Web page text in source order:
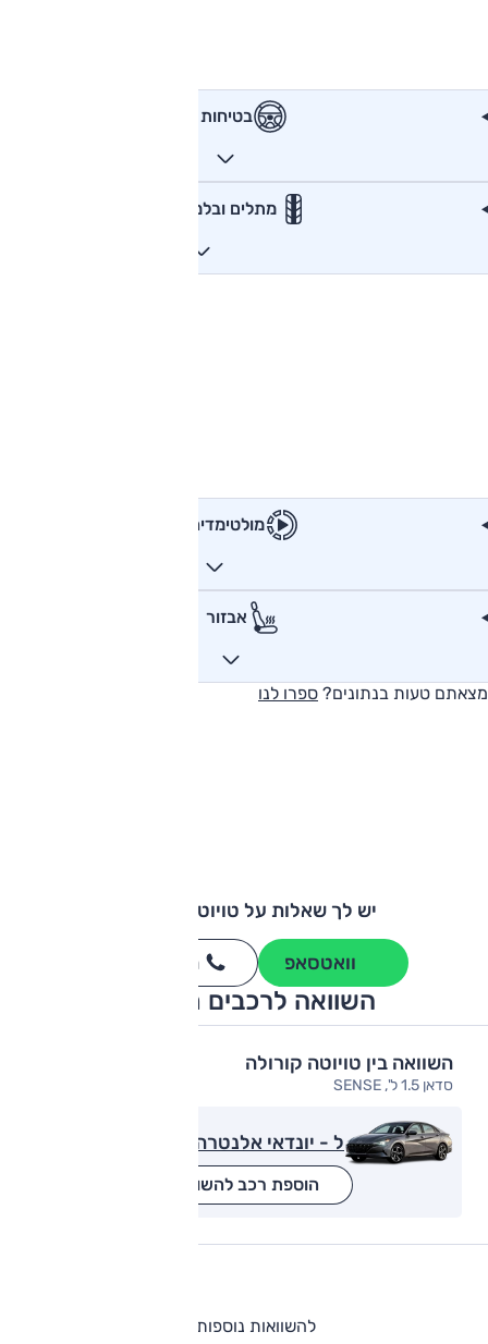
בטיחות
מתלים ובלמים
מולטימדיה
אבזור
מצאתם טעות בנתונים? ספרו לנו
יש לך שאלות על טויוטה קורולה?
וואטסאפ חייגו
השוואה לרכבים מתחרים
השוואה בין טויוטה קורולה
סדאן 1.5 ל', SENSE
ל - יונדאי אלנטרה
הוספת רכב להשוואה
להשוואות נוספות